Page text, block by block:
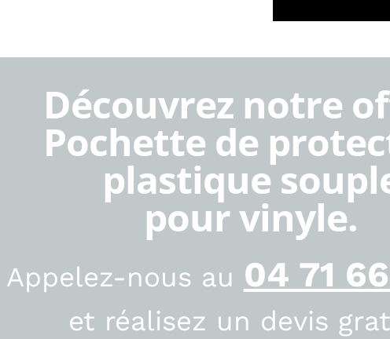
Découvrez notre
Pochette de
plastique
pour vinyle.
Appelez-nous au 04 71
et réalisez un devis